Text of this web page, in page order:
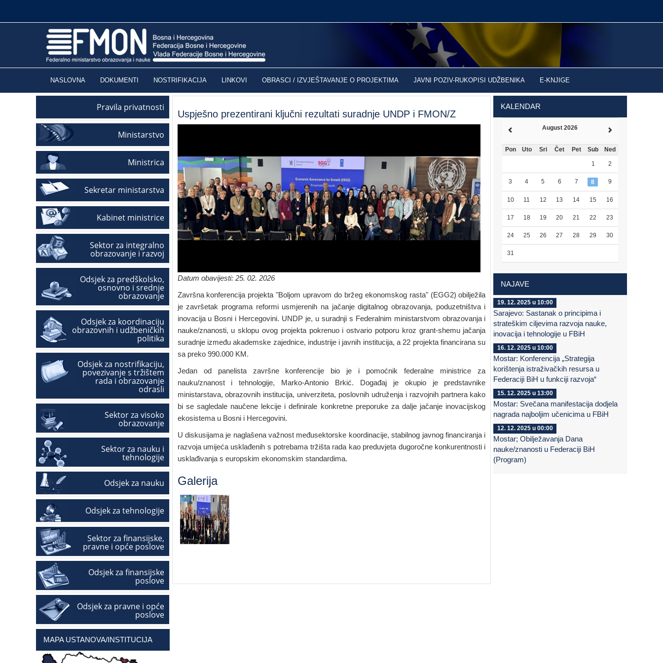
NASLOVNA DOKUMENTI NOSTRIFIKACIJA LINKOVI OBRASCI / IZVJEŠTAVANJE O PROJEKTIMA JAVNI POZIV-RUKOPISI UDŽBENIKA E-KNJIGE
Pravila privatnosti
Ministarstvo
Ministrica
Sekretar ministarstva
Kabinet ministrice
Sektor za integralno
obrazovanje i razvoj
Odsjek za predškolsko,
osnovno i srednje
obrazovanje
Odsjek za koordinaciju
obrazovnih i udžbeničkih
politika
Odsjek za nostrifikaciju,
povezivanje s tržištem
rada i obrazovanje
odrasli
Sektor za visoko
obrazovanje
Sektor za nauku i
tehnologije
Odsjek za nauku
Odsjek za tehnologije
Sektor za finansijske,
pravne i opće poslove
Odsjek za finansijske
poslove
Odsjek za pravne i opće
poslove
MAPA USTANOVA/INSTITUCIJA
Uspješno prezentirani ključni rezultati suradnje UNDP i FMON/Z
Datum obavijesti: 25. 02. 2026
Završna konferencija projekta "Boljom upravom do bržeg ekonomskog rasta" (EGG2) obilježila
je završetak programa reformi usmjerenih na jačanje digitalnog obrazovanja, poduzetništva i
inovacija u Bosni i Hercegovini. UNDP je, u suradnji s Federalnim ministarstvom obrazovanja i
nauke/znanosti, u sklopu ovog projekta pokrenuo i ostvario potporu kroz grant-shemu jačanja
suradnje između akademske zajednice, industrije i javnih institucija, a 22 projekta financirana su
sa preko 990.000 KM.
Jedan od panelista završne konferencije bio je i pomoćnik federalne ministrice za
nauku/znanost i tehnologije, Marko-Antonio Brkić. Događaj je okupio je predstavnike
ministarstava, obrazovnih institucija, univerziteta, poslovnih udruženja i razvojnih partnera kako
bi se sagledale naučene lekcije i definirale konkretne preporuke za dalje jačanje inovacijskog
ekosistema u Bosni i Hercegovini.
U diskusijama je naglašena važnost međusektorske koordinacije, stabilnog javnog financiranja i
razvoja umijeća usklađenih s potrebama tržišta rada kao preduvjeta dugoročne konkurentnosti i
usklađivanja s europskim ekonomskim standardima.
Galerija
KALENDAR
August 2026
Pon Uto Sri Čet Pet Sub Ned
1 2
3 4 5 6 7 8 9
10 11 12 13 14 15 16
17 18 19 20 21 22 23
24 25 26 27 28 29 30
31
NAJAVE
19. 12. 2025 u 10:00
Sarajevo: Sastanak o principima i
strateškim ciljevima razvoja nauke,
inovacija i tehnologije u FBiH
16. 12. 2025 u 10:00
Mostar: Konferencija „Strategija
korištenja istraživačkih resursa u
Federaciji BiH u funkciji razvoja“
15. 12. 2025 u 13:00
Mostar: Svečana manifestacija dodjela
nagrada najboljim učenicima u FBiH
12. 12. 2025 u 00:00
Mostar; Obilježavanja Dana
nauke/znanosti u Federaciji BiH
(Program)